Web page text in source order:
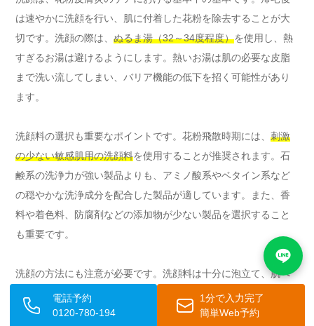
は速やかに洗顔を行い、肌に付着した花粉を除去することが大
切です。洗顔の際は、 ぬるま湯（32～34度程度）を使用し、熱
すぎるお湯は避けるようにします。熱いお湯は肌の必要な皮脂
まで洗い流してしまい、バリア機能の低下を招く可能性があり
ます。
洗顔料の選択も重要なポイントです。花粉飛散時期には、 刺激
の少ない敏感肌用の洗顔料を使用することが推奨されます。石
鹸系の洗浄力が強い製品よりも、アミノ酸系やベタイン系など
の穏やかな洗浄成分を配合した製品が適しています。また、香
料や着色料、防腐剤などの添加物が少ない製品を選択すること
も重要です。
洗顔の方法にも注意が必要です。洗顔料は十分に泡立て、肌へ
の摩擦を最小限に抑えるよう心がけます。手のひらで直接肌を
こするのではなく、泡で包み込むようにやさしく洗います。特
電話予約
0120-780-194
1分で入力完了
簡単Web予約